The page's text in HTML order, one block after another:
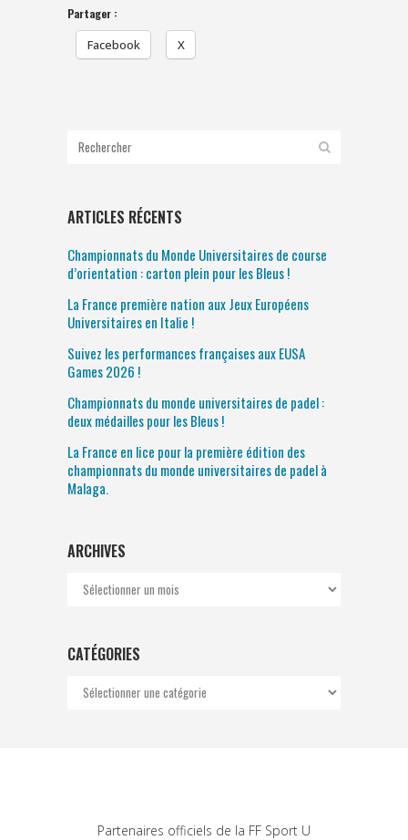
Partager :
Facebook X
ARTICLES RÉCENTS
Championnats du Monde Universitaires de course
d’orientation : carton plein pour les Bleus !
La France première nation aux Jeux Européens
Universitaires en Italie !
Suivez les performances françaises aux EUSA
Games 2026 !
Championnats du monde universitaires de padel :
deux médailles pour les Bleus !
La France en lice pour la première édition des
championnats du monde universitaires de padel à
Malaga.
ARCHIVES
Archives
CATÉGORIES
Catégories
Partenaires officiels de la FF Sport U